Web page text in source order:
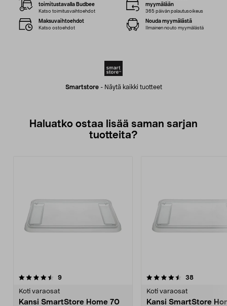
Smartstore- Näytä kaikki tuotteet
toimitustavalla Budbee
Katso toimitusvaihtoehdot
myymälään
365 päivän palautusoikeus
Maksuvaihtoehdot
Katso ostoehdot
Nouda myymälästä
Ilmainen nouto myymälästä
Haluatko ostaa lisää saman sarjan
tuotteita?
9arvostelut
Koti varaosat
Kansi SmartStore Home 70
4.5viidestä
38arvostelut
Koti varaosat
Kansi SmartStore
5.0viidestä